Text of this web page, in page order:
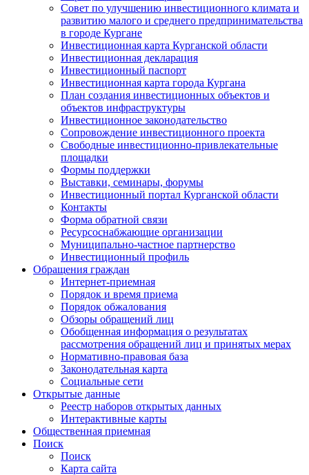
Совет по улучшению инвестиционного климата и
развитию малого и среднего предпринимательства
в городе Кургане
Инвестиционная карта Курганской области
Инвестиционная декларация
Инвестиционный паспорт
Инвестиционная карта города Кургана
План создания инвестиционных объектов и
объектов инфраструктуры
Инвестиционное законодательство
Сопровождение инвестиционного проекта
Свободные инвестиционно-привлекательные
площадки
Формы поддержки
Выставки, семинары, форумы
Инвестиционный портал Курганской области
Контакты
Форма обратной связи
Ресурсоснабжающие организации
Муниципально-частное партнерство
Инвестиционный профиль
Обращения граждан
Интернет-приемная
Порядок и время приема
Порядок обжалования
Обзоры обращений лиц
Обобщенная информация о результатах
рассмотрения обращений лиц и принятых мерах
Нормативно-правовая база
Законодательная карта
Социальные сети
Открытые данные
Реестр наборов открытых данных
Интерактивные карты
Общественная приемная
Поиск
Поиск
Карта сайта